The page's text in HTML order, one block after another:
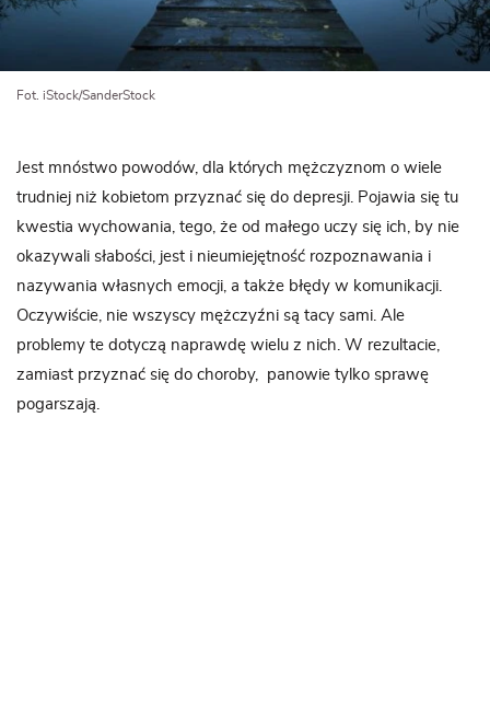
Fot. iStock/SanderStock
Jest mnóstwo powodów, dla których mężczyznom o wiele
trudniej niż kobietom przyznać się do depresji. Pojawia się tu
kwestia wychowania, tego, że od małego uczy się ich, by nie
okazywali słabości, jest i nieumiejętność rozpoznawania i
nazywania własnych emocji, a także błędy w komunikacji.
Oczywiście, nie wszyscy mężczyźni są tacy sami. Ale
problemy te dotyczą naprawdę wielu z nich. W rezultacie,
zamiast przyznać się do choroby, panowie tylko sprawę
pogarszają.